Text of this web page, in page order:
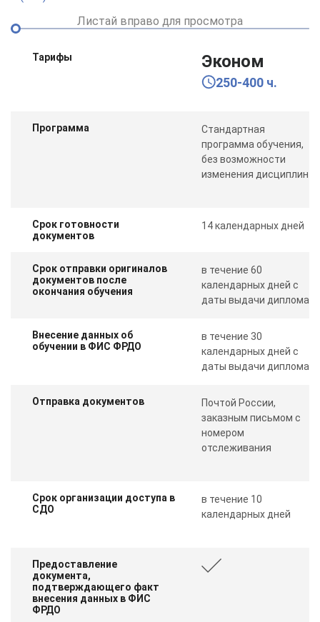
Листай вправо для просмотра
Тарифы Эконом
250-400 ч.
Программа
Стандартная
программа обучения,
без возможности
изменения дисциплин
Срок готовности
документов
14 календарных дней
Срок отправки оригиналов
документов после
окончания обучения
в течение 60
календарных дней с
даты выдачи диплома
Внесение данных об
обучении в ФИС ФРДО
в течение 30
календарных дней с
даты выдачи диплома
Отправка документов
Почтой России,
заказным письмом с
номером
отслеживания
Срок организации доступа в
СДО
в течение 10
календарных дней
Предоставление
документа,
подтверждающего факт
внесения данных в ФИС
ФРДО